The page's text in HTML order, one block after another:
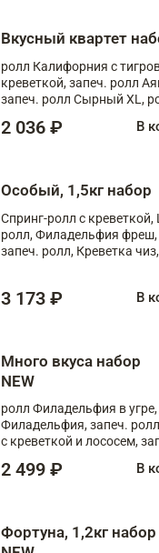
Вкусный квартет
ролл Калифорния с
креветкой, запеч. ролл
запеч. ролл Сырный XL,
2 036 ₽ В
Особый, 1,5кг набор
Спринг-ролл с креветкой,
ролл, Филадельфия фреш,
запеч. ролл, Креветка чиз,
3 173 ₽ В
Много вкуса набор
NEW
ролл Филадельфия в
Филадельфия, запеч.
с креветкой и лососем,
2 499 ₽ В
Фортуна, 1,2кг набор